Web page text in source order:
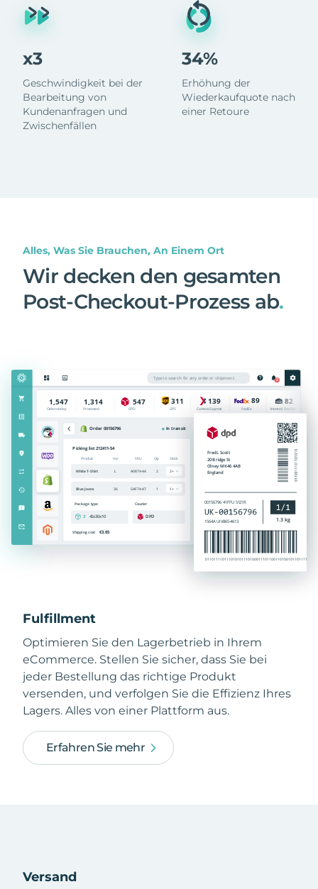
x3
Geschwindigkeit bei der
Bearbeitung von
Kundenanfragen und
Zwischenfällen
34%
Erhöhung der
Wiederkaufquote nach
einer Retoure
Alles, Was Sie Brauchen, An Einem Ort
Wir decken den gesamten
Post-Checkout-Prozess ab.
Fulfillment
Optimieren Sie den Lagerbetrieb in Ihrem
eCommerce. Stellen Sie sicher, dass Sie bei
jeder Bestellung das richtige Produkt
versenden, und verfolgen Sie die Effizienz Ihres
Lagers. Alles von einer Plattform aus.
Erfahren Sie mehr
Versand